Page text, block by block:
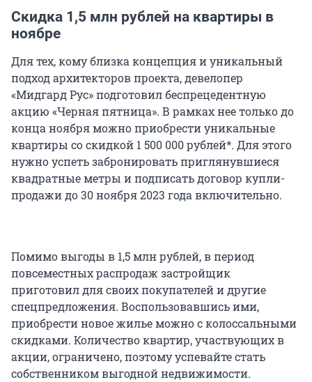
Скидка 1,5 млн рублей на квартиры в
ноябре
Для тех, кому близка концепция и уникальный
подход архитекторов проекта, девелопер
«Мидгард Рус» подготовил беспрецедентную
акцию «Черная пятница». В рамках нее только до
конца ноября можно приобрести уникальные
квартиры со скидкой 1 500 000 рублей*. Для этого
нужно успеть забронировать приглянувшиеся
квадратные метры и подписать договор купли-
продажи до 30 ноября 2023 года включительно.
Помимо выгоды в 1,5 млн рублей, в период
повсеместных распродаж застройщик
приготовил для своих покупателей и другие
спецпредложения. Воспользовавшись ими,
приобрести новое жилье можно с колоссальными
скидками. Количество квартир, участвующих в
акции, ограничено, поэтому успевайте стать
собственником выгодной недвижимости.